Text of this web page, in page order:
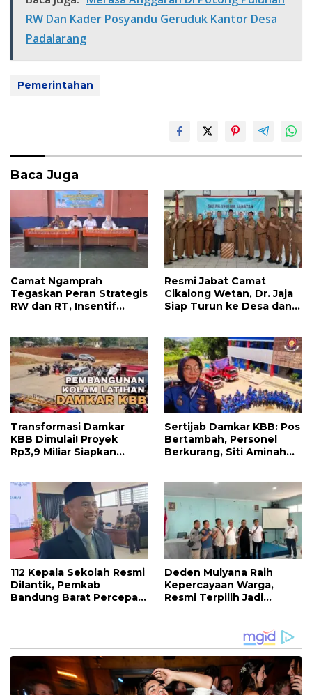
b
o
o
k
er s
p
p
e
RW Dan Kader Posyandu Geruduk Kantor Desa
Padalarang
Pemerintahan
Baca Juga
Camat Ngamprah
Tegaskan Peran Strategis
RW dan RT, Insentif
Pengabdian
Resmi Jabat Camat
Cikalong Wetan, Dr. Jaja
Siap Turun ke Desa dan
Lebih Maju
Transformasi Damkar
KBB Dimulai! Proyek
Rp3,9 Miliar Siapkan
Sertijab Damkar KBB: Pos
Bertambah, Personel
Berkurang, Siti Aminah
112 Kepala Sekolah Resmi
Dilantik, Pemkab
Bandung Barat Percepat
Deden Mulyana Raih
Kepercayaan Warga,
Resmi Terpilih Jadi